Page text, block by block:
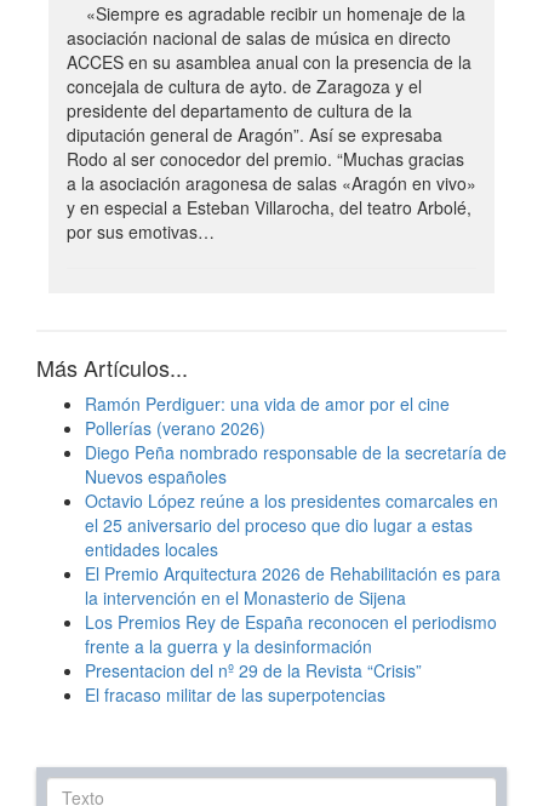
«Siempre es agradable recibir un homenaje de la
asociación nacional de salas de música en directo
ACCES en su asamblea anual con la presencia de la
concejala de cultura de ayto. de Zaragoza y el
presidente del departamento de cultura de la
diputación general de Aragón”. Así se expresaba
Rodo al ser conocedor del premio. “Muchas gracias
a la asociación aragonesa de salas «Aragón en vivo»
y en especial a Esteban Villarocha, del teatro Arbolé,
por sus emotivas…
Más Artículos...
Ramón Perdiguer: una vida de amor por el cine
Pollerías (verano 2026)
Diego Peña nombrado responsable de la secretaría de
Nuevos españoles
Octavio López reúne a los presidentes comarcales en
el 25 aniversario del proceso que dio lugar a estas
entidades locales
El Premio Arquitectura 2026 de Rehabilitación es para
la intervención en el Monasterio de Sijena
Los Premios Rey de España reconocen el periodismo
frente a la guerra y la desinformación
Presentacion del nº 29 de la Revista “Crisis”
El fracaso militar de las superpotencias
Texto